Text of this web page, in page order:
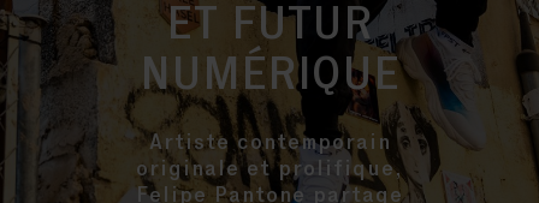
ET FUTUR
NUMÉRIQUE
Artiste contemporain
originale et prolifique,
Felipe Pantone partage